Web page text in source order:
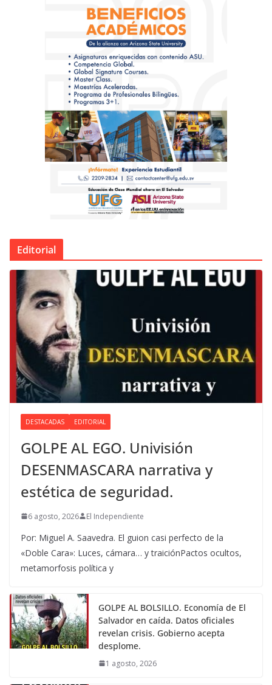
Editorial
DESTACADAS EDITORIAL
GOLPE AL EGO. Univisión
DESENMASCARA narrativa y
estética de seguridad.
6 agosto, 2026 El Independiente
Por: Miguel A. Saavedra. El guion casi perfecto de la
«Doble Cara»: Luces, cámara… y traiciónPactos ocultos,
metamorfosis política y
GOLPE AL BOLSILLO. Economía de El
Salvador en caída. Datos oficiales
revelan crisis. Gobierno acepta
desplome.
1 agosto, 2026